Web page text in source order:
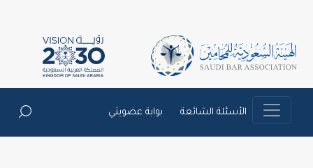
الأسئلة الشائعة بوابة عضويتي